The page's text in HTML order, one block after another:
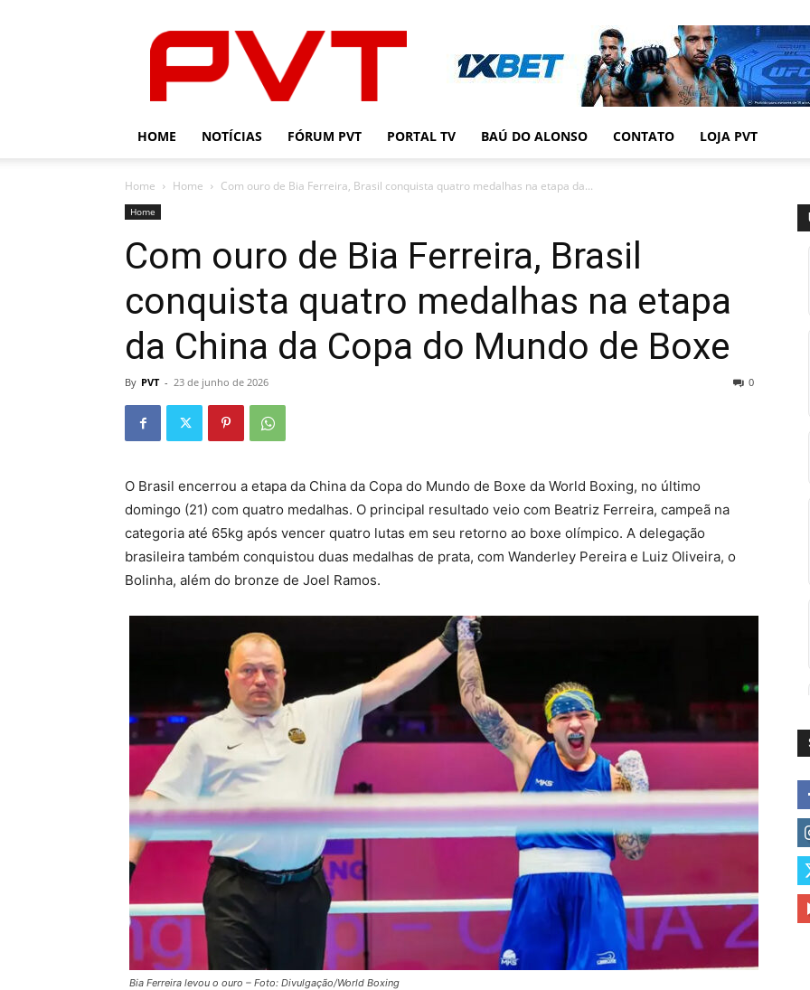
HOME NOTÍCIAS FÓRUM PVT PORTAL TV BAÚ DO ALONSO CONTATO LOJA PVT
Home Home Com ouro de Bia Ferreira, Brasil conquista quatro medalhas na etapa da...
Home
Com ouro de Bia Ferreira, Brasil
conquista quatro medalhas na etapa
da China da Copa do Mundo de Boxe
By PVT - 23 de junho de 2026 0
O Brasil encerrou a etapa da China da Copa do Mundo de Boxe da World Boxing, no último
domingo (21) com quatro medalhas. O principal resultado veio com Beatriz Ferreira, campeã na
categoria até 65kg após vencer quatro lutas em seu retorno ao boxe olímpico. A delegação
brasileira também conquistou duas medalhas de prata, com Wanderley Pereira e Luiz Oliveira, o
Bolinha, além do bronze de Joel Ramos.
Bia Ferreira levou o ouro – Foto: Divulgação/World Boxing